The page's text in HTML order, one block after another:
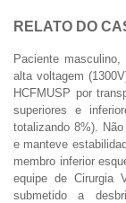
RELATO DO
Paciente
alta voltagem
HCFMUSP por
superiores e
totalizando 8%).
e manteve
membro inferior
equipe de Cirurgia
submetido a